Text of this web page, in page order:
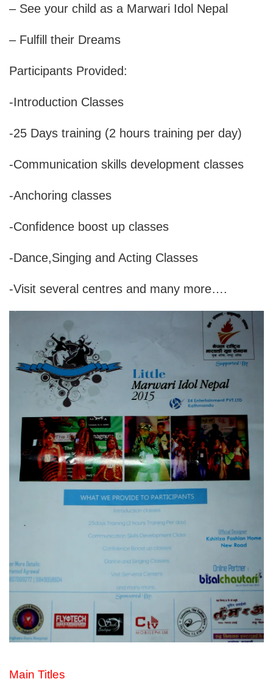
– See your child as a Marwari Idol Nepal
– Fulfill their Dreams
Participants Provided:
-Introduction Classes
-25 Days training (2 hours training per day)
-Communication skills development classes
-Anchoring classes
-Confidence boost up classes
-Dance,Singing and Acting Classes
-Visit several centres and many more….
Main Titles